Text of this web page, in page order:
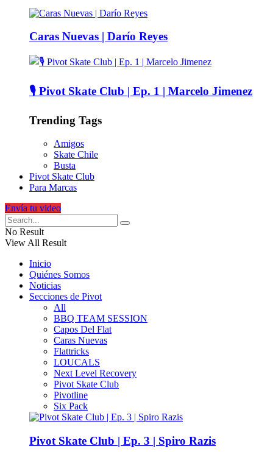
Caras Nuevas | Darío Reyes
🎙️ Pivot Skate Club | Ep. 1 | Marcelo Jimenez
Trending Tags
Amigos
Skate Chile
Busta
Pivot Skate Club
Para Marcas
Envía tu video
No Result
View All Result
Inicio
Quiénes Somos
Noticias
Secciones de Pivot
All
BBQ TEAM SESSION
Capos Del Flat
Caras Nuevas
Flattricks
LOUCALS
Next Level Recovery
Pivot Skate Club
Pivotline
Six Pack
Pivot Skate Club | Ep. 3 | Spiro Razis